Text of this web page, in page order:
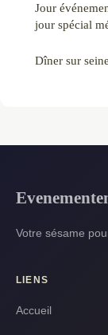
Jour
jour spécial
Dîner sur
Votre sésame
LIENS
Accueil